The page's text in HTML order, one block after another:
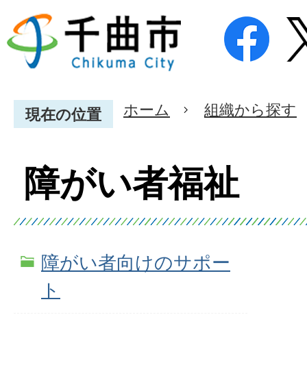
現在の位置 ホーム 組織から探す
障がい者福祉
障がい者向けのサポー
ト